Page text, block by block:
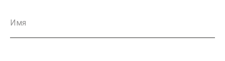
Имя